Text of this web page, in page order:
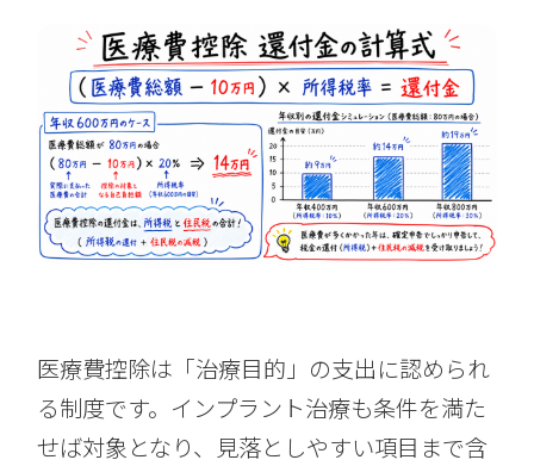
医療費控除は「治療目的」の支出に認められ
る制度です。インプラント治療も条件を満た
せば対象となり、見落としやすい項目まで含